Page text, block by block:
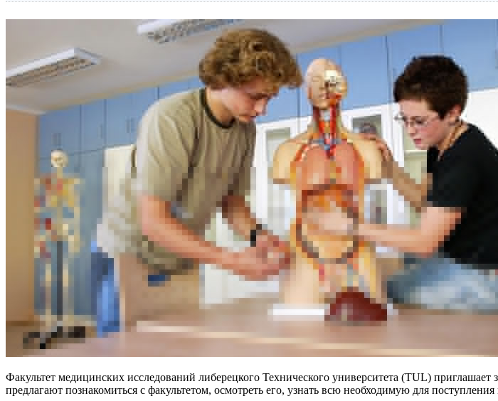
Факультет медицинских исследований либерецкого Технического университета (TUL) приглашает
предлагают познакомиться с факультетом, осмотреть его, узнать всю необходимую для